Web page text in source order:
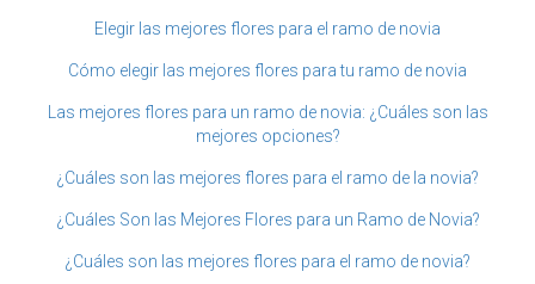
Elegir las mejores flores para el ramo de novia
Cómo elegir las mejores flores para tu ramo de novia
Las mejores flores para un ramo de novia: ¿Cuáles son las
mejores opciones?
¿Cuáles son las mejores flores para el ramo de la novia?
¿Cuáles Son las Mejores Flores para un Ramo de Novia?
¿Cuáles son las mejores flores para el ramo de novia?